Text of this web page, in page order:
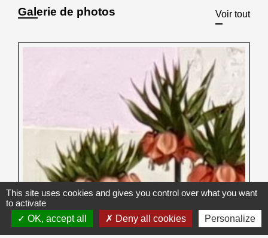
Galerie de photos Voir tout
This site uses cookies and gives you control over what you want
to activate
OK, accept all
Deny all cookies Personalize